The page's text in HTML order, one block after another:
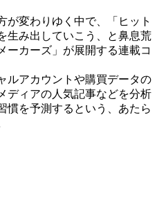
が変わりゆく中で、「ヒット
生み出していこう、と鼻息荒
ーカーズ」が展開する連載コ
ルアカウントや購買データの
ディアの人気記事などを分析
慣を予測するという、あたら